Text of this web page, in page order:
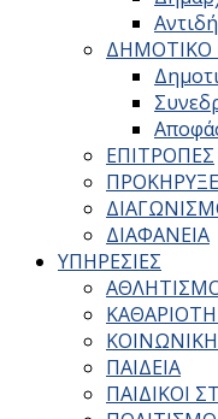
ΔΗΜΟΤΙΚΟ
ΕΠΙΤΡΟΠΕΣ
ΔΙΑΦΑΝΕΙΑ
ΥΠΗΡΕΣΙΕΣ
ΠΑΙΔΕΙΑ
ΠΑΙΔΙΚΟΙ